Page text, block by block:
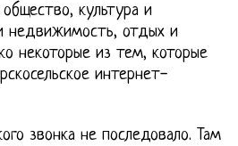
культура и
недвижимость, отдых и
некоторые из тем, которые
интернет-
звонка не последовало. Там